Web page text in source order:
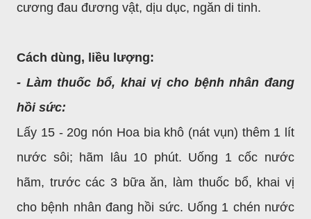
cương đau đương vật, dịu dục, ngăn di tinh.
Cách dùng, liều lượng:
- Làm thuốc bổ, khai vị cho bệnh nhân đang
hồi sức:
Lấy 15 - 20g nón Hoa bia khô (nát vụn) thêm 1 lít
nước sôi; hãm lâu 10 phút. Uống 1 cốc nước
hãm, trước các 3 bữa ăn, làm thuốc bổ, khai vị
cho bệnh nhân đang hồi sức. Uống 1 chén nước